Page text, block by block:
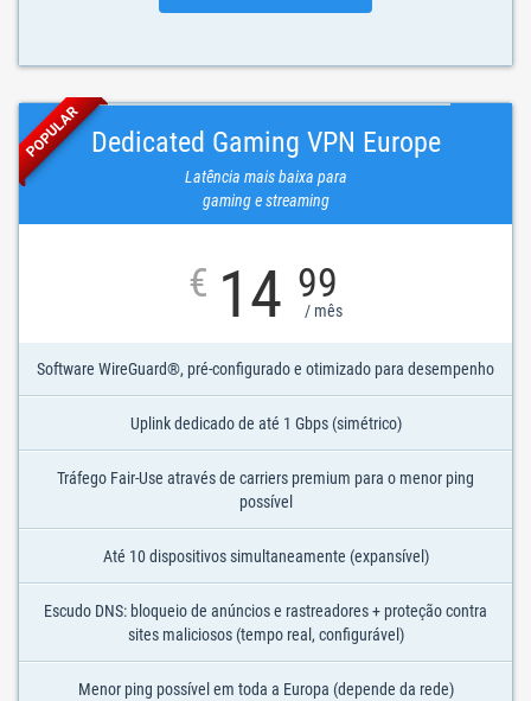
Dedicated Gaming VPN Europe
Latência mais baixa para
gaming e streaming
POPULAR
€ 14 99
/ mês
Software WireGuard®, pré-configurado e otimizado para desempenho
Uplink dedicado de até 1 Gbps (simétrico)
Tráfego Fair-Use através de carriers premium para o menor ping
possível
Até 10 dispositivos simultaneamente (expansível)
Escudo DNS: bloqueio de anúncios e rastreadores + proteção contra
sites maliciosos (tempo real, configurável)
Menor ping possível em toda a Europa (depende da rede)